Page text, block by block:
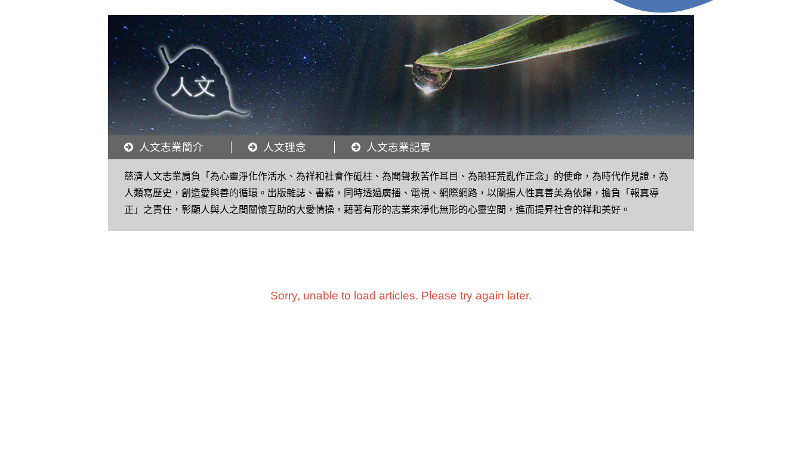
人文志業簡介 人文理念 人文志業記實
慈濟人文志業肩負「為心靈淨化作活水、為祥和社會作砥柱、為聞聲救苦作耳目、為顛狂荒亂作正念」的使命，為時代作見證，為
人類寫歷史，創造愛與善的循環。出版雜誌、書籍，同時透過廣播、電視、網際網路，以闡揚人性真善美為依歸，擔負「報真導
正」之責任，彰顯人與人之間關懷互助的大愛情操，藉著有形的志業來淨化無形的心靈空間，進而提昇社會的祥和美好。